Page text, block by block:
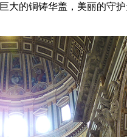
大的铜铸华盖，美丽的守